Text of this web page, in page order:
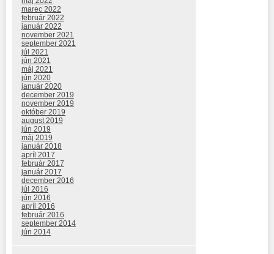
marec 2022
február 2022
január 2022
november 2021
september 2021
júl 2021
jún 2021
máj 2021
jún 2020
január 2020
december 2019
november 2019
október 2019
august 2019
jún 2019
máj 2019
január 2018
apríl 2017
február 2017
január 2017
december 2016
júl 2016
jún 2016
apríl 2016
február 2016
september 2014
jún 2014